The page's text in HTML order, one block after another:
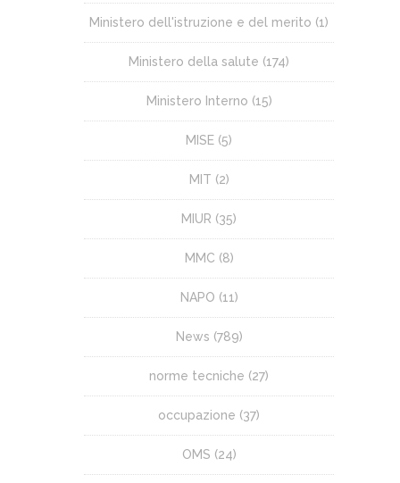
Ministero dell'istruzione e del merito (1)
Ministero della salute (174)
Ministero Interno (15)
MISE (5)
MIT (2)
MIUR (35)
MMC (8)
NAPO (11)
News (789)
norme tecniche (27)
occupazione (37)
OMS (24)